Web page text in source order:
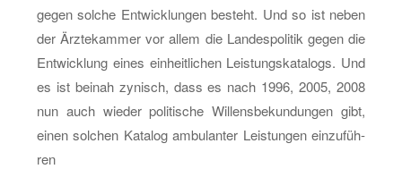
gegen sol­che Ent­wick­lun­gen be­steht. Und so ist neben
der Ärz­te­kam­mer vor allem die Lan­des­po­li­tik gegen die
Ent­wick­lung eines ein­heit­li­chen Leis­tungs­ka­ta­logs. Und
es ist bei­nah zy­nisch, dass es nach 1996, 2005, 2008
nun auch wie­der po­li­ti­sche Wil­lens­be­kun­dun­gen gibt,
einen sol­chen Ka­ta­log am­bu­lan­ter Leis­tun­gen ein­zu­füh­
ren